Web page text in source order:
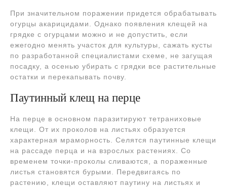
При значительном поражении придется обрабатывать
огурцы акарицидами. Однако появления клещей на
грядке с огурцами можно и не допустить, если
ежегодно менять участок для культуры, сажать кусты
по разработанной специалистами схеме, не загущая
посадку, а осенью убирать с грядки все растительные
остатки и перекапывать почву.
Паутинный клещ на перце
На перце в основном паразитируют тетраниховые
клещи. От их проколов на листьях образуется
характерная мраморность. Селятся паутинные клещи
на рассаде перца и на взрослых растениях. Со
временем точки-проколы сливаются, а пораженные
листья становятся бурыми. Передвигаясь по
растению, клещи оставляют паутину на листьях и